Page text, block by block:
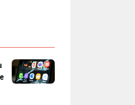
„smetí“. Zbavte se ho dřív,